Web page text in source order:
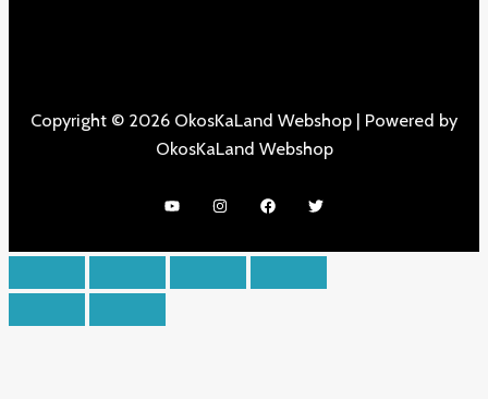
Copyright © 2026 OkosKaLand Webshop | Powered by
OkosKaLand Webshop